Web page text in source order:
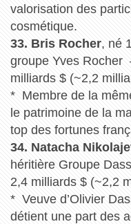
valorisation des
cosmétique.
33. Bris Rocher, né
groupe Yves
milliards $ (~2,2
* Membre de la
le patrimoine de la
top des fortunes
34. Natacha
héritière Groupe
2,4 milliards $ (~2,2
* Veuve d’Olivier
détient une part des